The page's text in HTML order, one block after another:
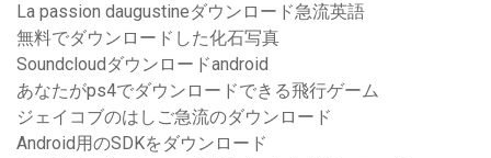
La passion daugustineダウンロード急流英語
無料でダウンロードした化石写真
Soundcloudダウンロードandroid
あなたがps4でダウンロードできる飛行ゲーム
ジェイコブのはしご急流のダウンロード
Android用のSDKをダウンロード